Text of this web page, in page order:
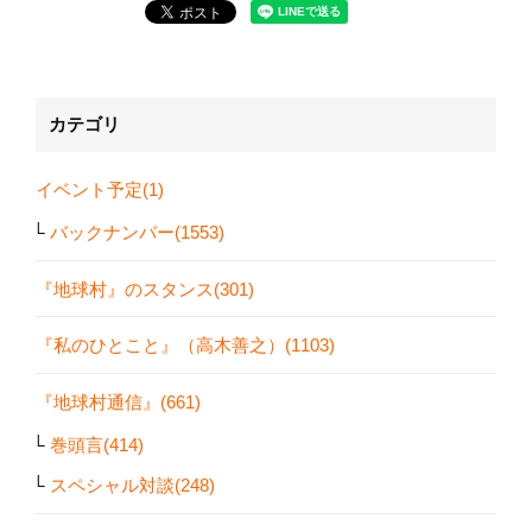
カテゴリ
イベント予定(1)
バックナンバー(1553)
『地球村』のスタンス(301)
『私のひとこと』（高木善之）(1103)
『地球村通信』(661)
巻頭言(414)
スペシャル対談(248)